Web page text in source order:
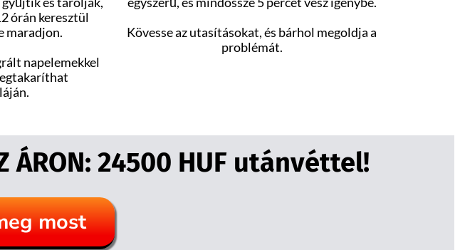
órán keresztül
maradjon.
napelemekkel
Kövesse az utasításokat, és bárhol megoldja a
problémát.
ÁRON: 24500 HUF utánvéttel!
most